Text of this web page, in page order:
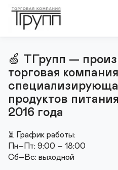
🍏 ТГрупп —
торговая
продуктов
2016 года
⏳ График работы:
Пн–Пт: 9:00 – 18:00
Сб–Вс: выходной